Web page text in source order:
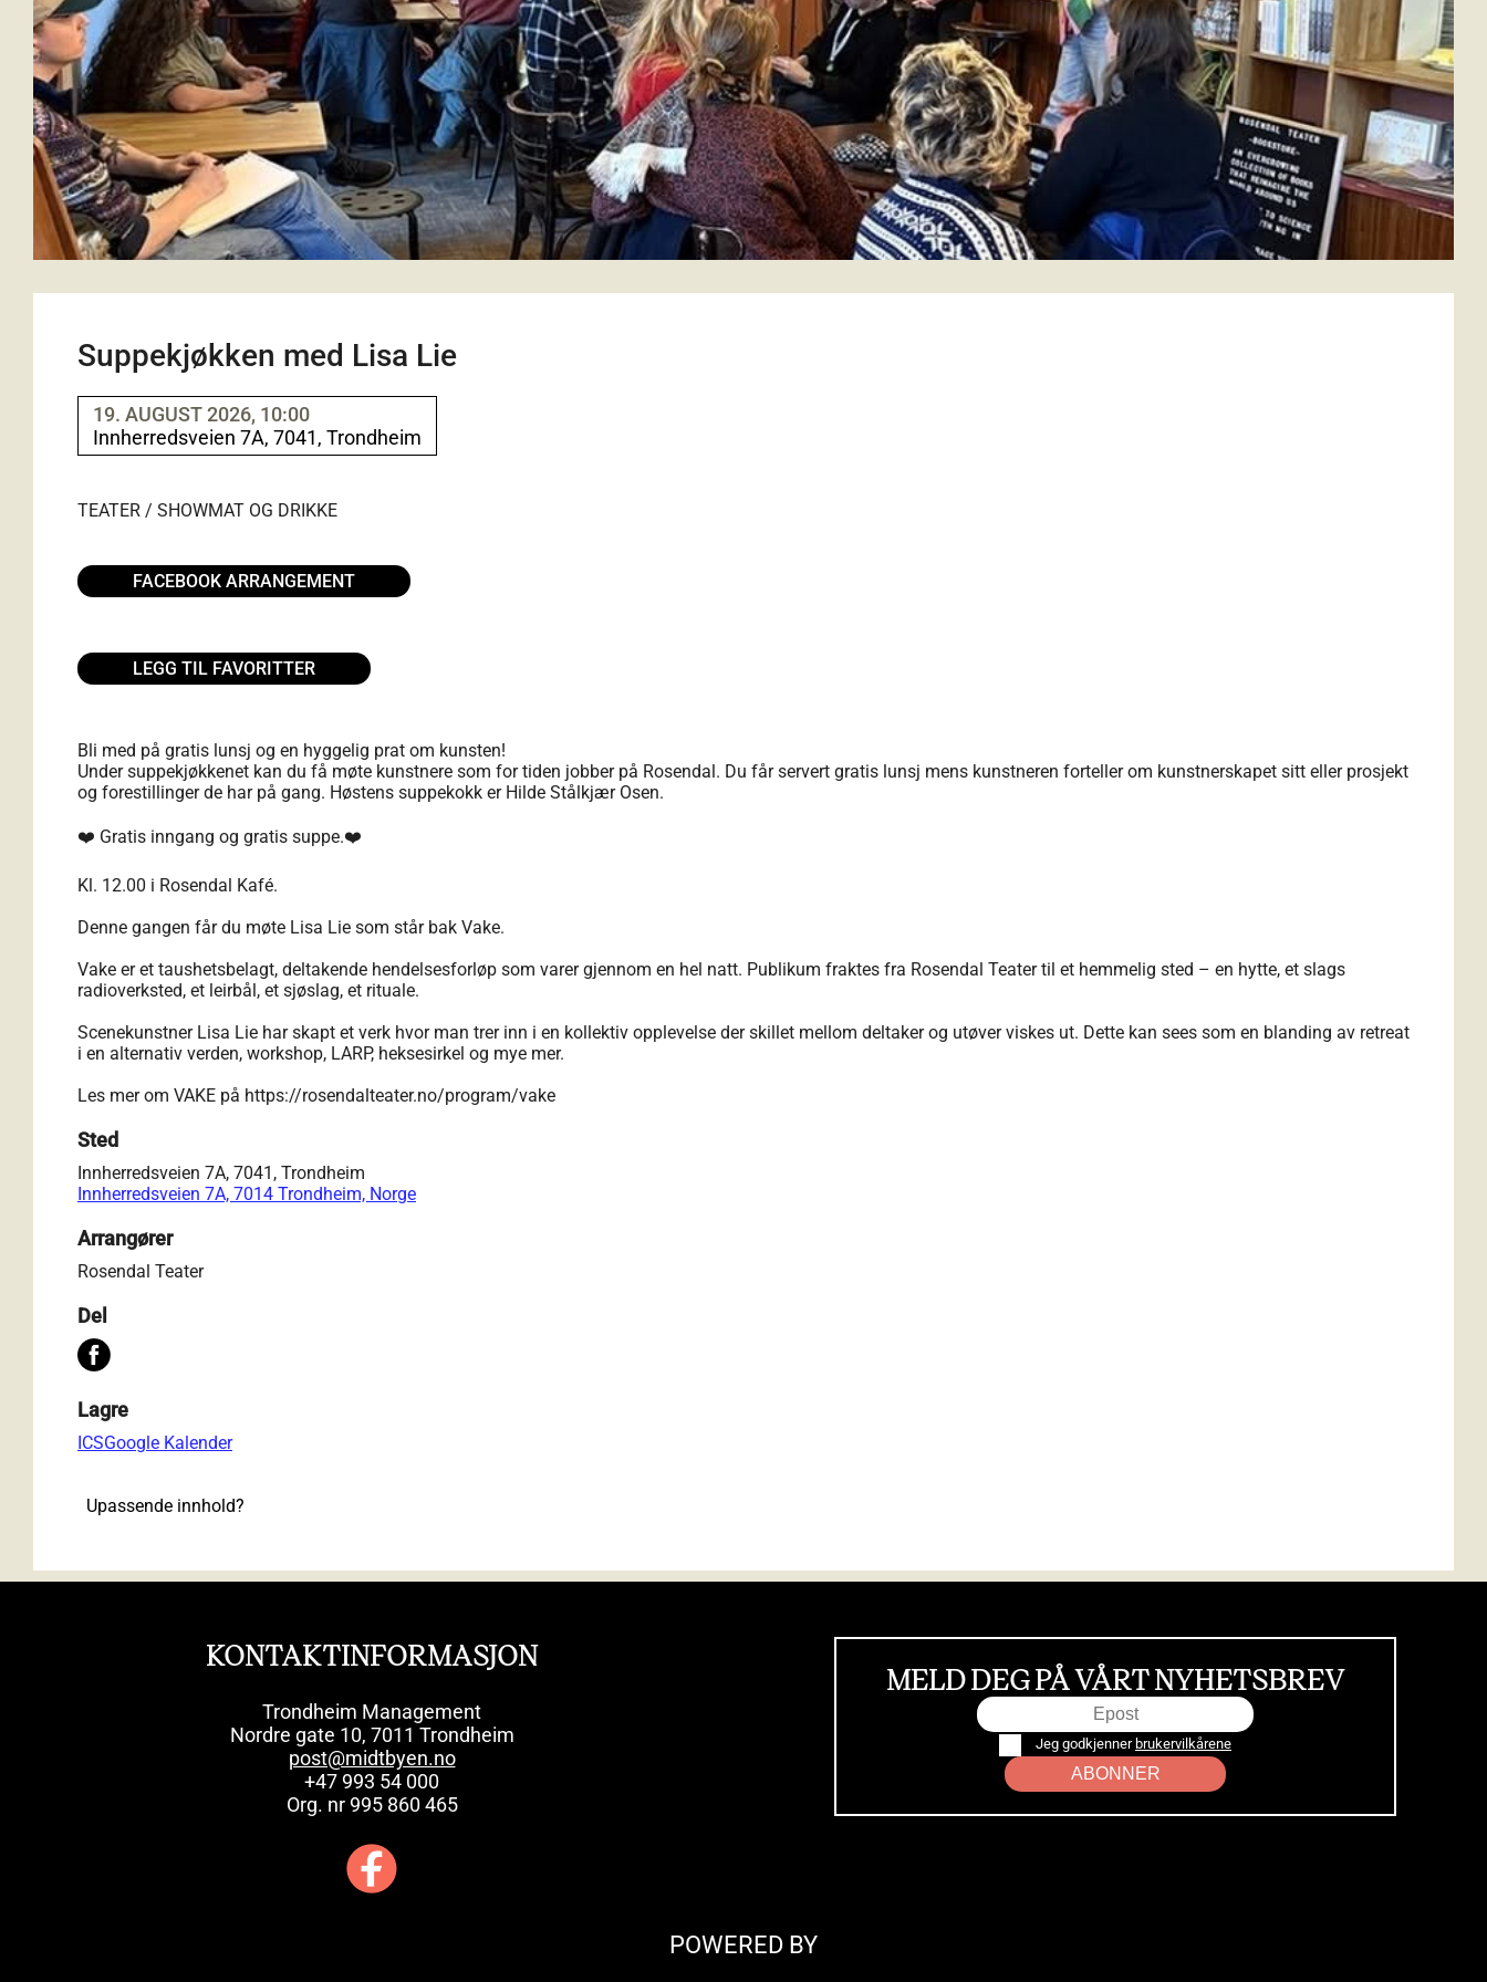
Suppekjøkken med Lisa Lie
19. AUGUST 2026, 10:00
Innherredsveien 7A, 7041, Trondheim
TEATER / SHOWMAT OG DRIKKE
FACEBOOK ARRANGEMENT
LEGG TIL FAVORITTER
Bli med på gratis lunsj og en hyggelig prat om kunsten!
Under suppekjøkkenet kan du få møte kunstnere som for tiden jobber på Rosendal. Du får servert gratis lunsj mens kunstneren forteller om kunstnerskapet sitt eller prosjekt
og forestillinger de har på gang. Høstens suppekokk er Hilde Stålkjær Osen.
❤️ Gratis inngang og gratis suppe.❤️
Kl. 12.00 i Rosendal Kafé.
Denne gangen får du møte Lisa Lie som står bak Vake.
Vake er et taushetsbelagt, deltakende hendelsesforløp som varer gjennom en hel natt. Publikum fraktes fra Rosendal Teater til et hemmelig sted – en hytte, et slags
radioverksted, et leirbål, et sjøslag, et rituale.
Scenekunstner Lisa Lie har skapt et verk hvor man trer inn i en kollektiv opplevelse der skillet mellom deltaker og utøver viskes ut. Dette kan sees som en blanding av retreat
i en alternativ verden, workshop, LARP, heksesirkel og mye mer.
Les mer om VAKE på https://rosendalteater.no/program/vake
Sted
Innherredsveien 7A, 7041, Trondheim
Innherredsveien 7A, 7014 Trondheim, Norge
Arrangører
Rosendal Teater
Del
Lagre
ICSGoogle Kalender
Upassende innhold?
KONTAKTINFORMASJON
Trondheim Management
Nordre gate 10, 7011 Trondheim
post@midtbyen.no
+47 993 54 000
Org. nr 995 860 465
MELD DEG PÅ VÅRT NYHETSBREV
Jeg godkjenner brukervilkårene
ABONNER
POWERED BY